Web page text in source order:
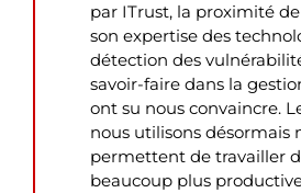
par ITrust, la proximité
son expertise des
détection des
savoir-faire dans la
ont su nous convaincre.
nous utilisons désormais
permettent de travailler
beaucoup plus